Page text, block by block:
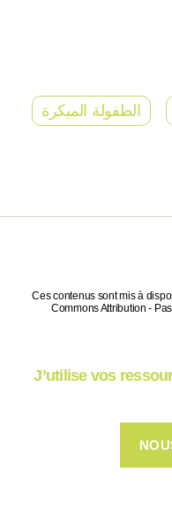
الطفولة المبكرة
Ces contenus sont mis à
Commons Attribution -
J’utilise vos